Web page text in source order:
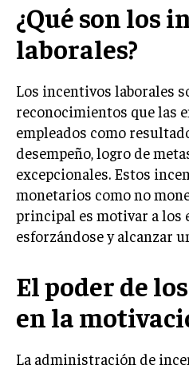
LIFESTYLE
ESTRATEGIAS DE
AGENCIAS DE
AGENCIAS DE
VENTA DE ENLACES
MARKETING DIGITAL
PUBLICIDAD
GESTIÓN DE
COMUNICACIÓN
GESTIÓN DE MARCA
¿Qué son los
laborales?
Los incentivos laborales
reconocimientos que las
empleados como
desempeño, logro de
excepcionales. Estos
monetarios como no
principal es motivar a los
esforzándose y alcanzar
El poder de
en la
La administración de